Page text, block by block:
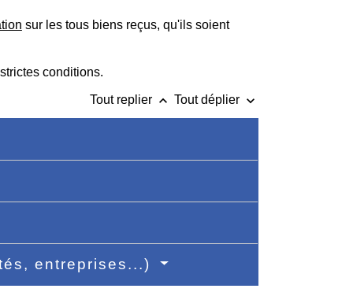
sur les tous biens reçus, qu'ils soient
conditions.
Tout replier keyboard_arrow_up Tout déplier keyboard_arrow_down
entreprises...)